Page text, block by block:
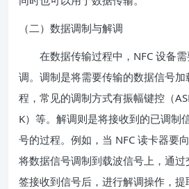
（二）数据调制与解调
在数据传输过程中，NFC 设备需
调。调制是将需要传输的数据信号
程，常见的调制方式有振幅键控（
K）等。解调则是将接收到的已调制
号的过程。例如，当 NFC 读卡器要
将数据信号调制到载波信号上，通
签接收到信号后，进行解调操作，提